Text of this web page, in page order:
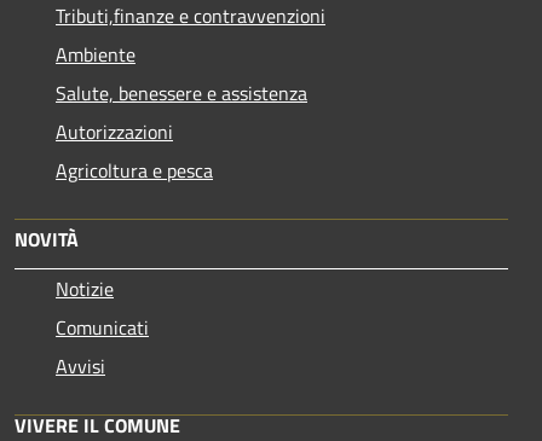
Tributi,finanze e contravvenzioni
Ambiente
Salute, benessere e assistenza
Autorizzazioni
Agricoltura e pesca
NOVITÀ
Notizie
Comunicati
Avvisi
VIVERE IL COMUNE